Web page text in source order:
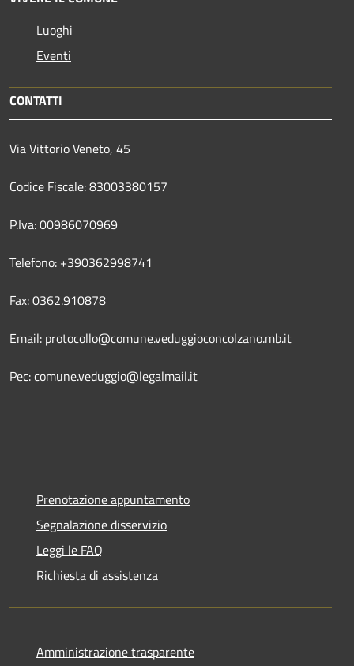
Luoghi
Eventi
CONTATTI
Via Vittorio Veneto, 45
Codice Fiscale: 83003380157
P.Iva: 00986070969
Telefono: +390362998741
Fax: 0362.910878
Email: protocollo@comune.veduggioconcolzano.mb.it
Pec:comune.veduggio@legalmail.it
Prenotazione appuntamento
Segnalazione disservizio
Leggi le FAQ
Richiesta di assistenza
Amministrazione trasparente